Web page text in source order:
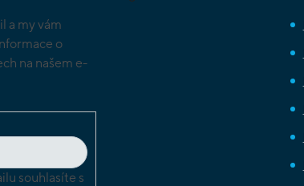
a my vám
o
na našem e-
souhlasíte s